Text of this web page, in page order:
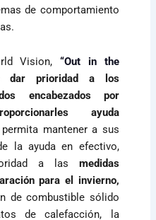
de comportamiento
Vision,“Out in the
dar prioridad a los
encabezados por
ayuda
mantener a sus
la ayuda en efectivo,
a las medidas
para el invierno,
de combustible sólido
de calefacción, la